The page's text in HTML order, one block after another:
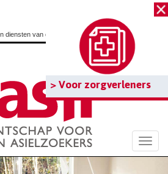
> Voor zorgverleners
diensten van de overheid:www.belgium.be